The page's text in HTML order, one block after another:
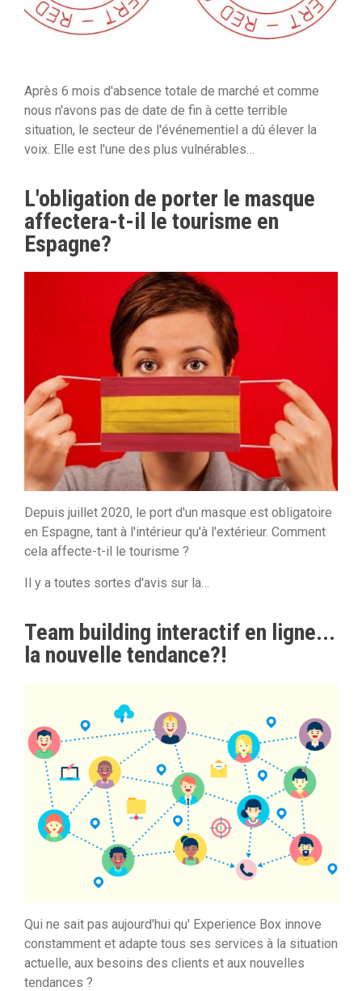
Après 6 mois d'absence totale de marché et comme
nous n'avons pas de date de fin à cette terrible
situation, le secteur de l'événementiel a dû élever la
voix. Elle est l'une des plus vulnérables…
L'obligation de porter le masque
affectera-t-il le tourisme en
Espagne?
Depuis juillet 2020, le port d'un masque est obligatoire
en Espagne, tant à l'intérieur qu'à l'extérieur. Comment
cela affecte-t-il le tourisme ?
Il y a toutes sortes d'avis sur la…
Team building interactif en ligne...
la nouvelle tendance?!
Qui ne sait pas aujourd'hui qu' Experience Box innove
constamment et adapte tous ses services à la situation
actuelle, aux besoins des clients et aux nouvelles
tendances ?